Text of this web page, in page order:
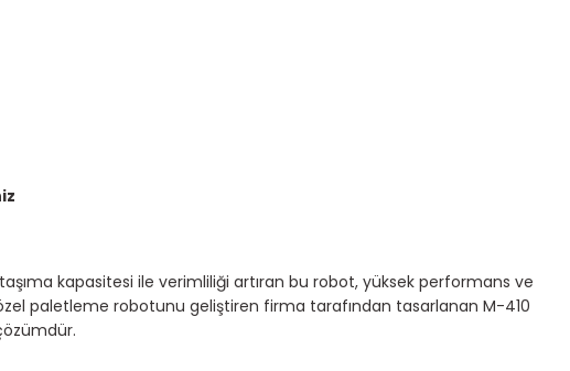
kapasitesi ile verimliliği artıran bu robot, yüksek performans ve
paletleme robotunu geliştiren firma tarafından tasarlanan M-410